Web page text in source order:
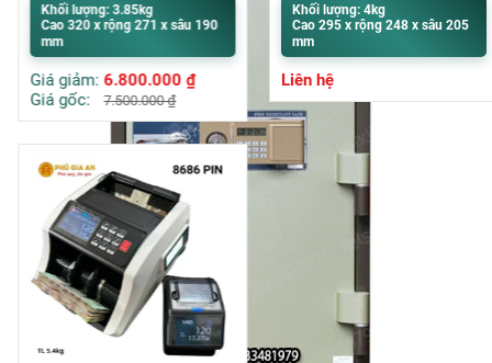
Khối lượng: 3.85kg
Cao 320 x rộng 271 x sâu 190
mm
Giá giảm:6.800.000₫
Giá gốc:
7.500.000₫
Khối lượng: 4kg
Cao 295 x rộng 248 x sâu 205
mm
Liên hệ